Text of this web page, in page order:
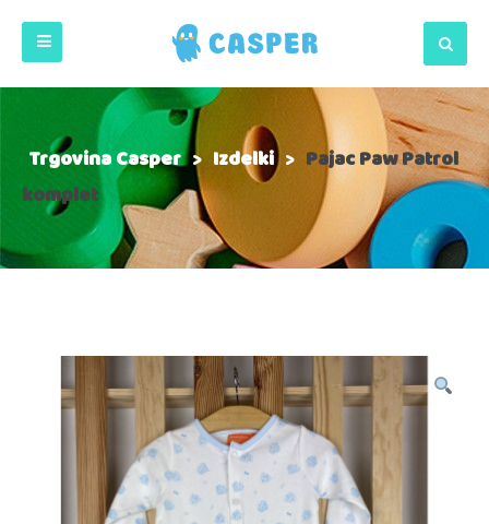
Trgovina Casper> Izdelki > Pajac Paw Patrol
komplet